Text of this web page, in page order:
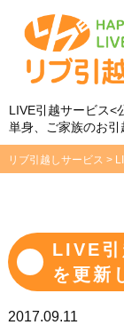
LIVE引越サービス<
単身、ご家族のお
リブ引越しサービス >
LIVE引
を更新
2017.09.11